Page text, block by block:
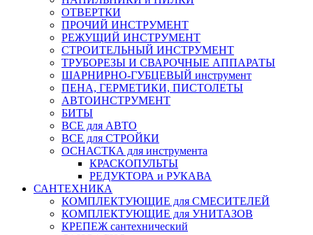
ОТВЕРТКИ
ПРОЧИЙ ИНСТРУМЕНТ
РЕЖУЩИЙ ИНСТРУМЕНТ
СТРОИТЕЛЬНЫЙ ИНСТРУМЕНТ
ТРУБОРЕЗЫ И СВАРОЧНЫЕ АППАРАТЫ
ШАРНИРНО-ГУБЦЕВЫЙ инструмент
ПЕНА, ГЕРМЕТИКИ, ПИСТОЛЕТЫ
АВТОИНСТРУМЕНТ
БИТЫ
ВСЕ для АВТО
ВСЕ для СТРОЙКИ
ОСНАСТКА для инструмента
КРАСКОПУЛЬТЫ
РЕДУКТОРА и РУКАВА
САНТЕХНИКА
КОМПЛЕКТУЮЩИЕ для СМЕСИТЕЛЕЙ
КОМПЛЕКТУЮЩИЕ для УНИТАЗОВ
КРЕПЕЖ сантехнический